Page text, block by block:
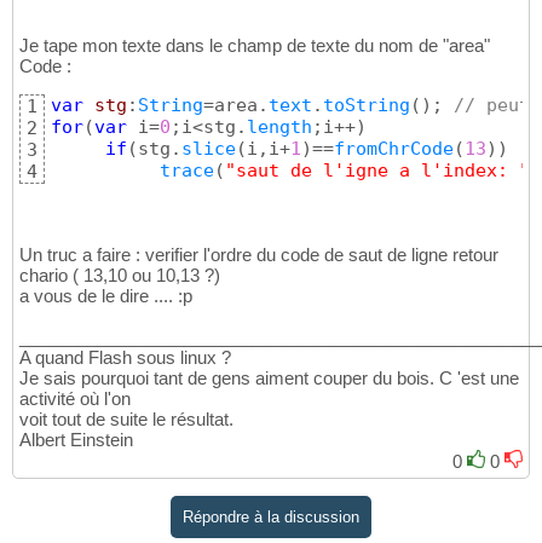
Je tape mon texte dans le champ de texte du nom de "area"
Code :
1
2
3
4
var stg : String=area. text . toString ( ) ; // peut
for(var i=0 ;i<stg. length ;i++)
if (stg. slice(i,i+1)==fromChrCode(13) )
trace( "saut de l'igne a l'index: "
Un truc a faire : verifier l'ordre du code de saut de ligne retour
chario ( 13,10 ou 10,13 ?)
a vous de le dire .... :p
A quand Flash sous linux ?
Je sais pourquoi tant de gens aiment couper du bois. C 'est une
activité où l'on
voit tout de suite le résultat.
Albert Einstein
0
0
Répondre à la discussion